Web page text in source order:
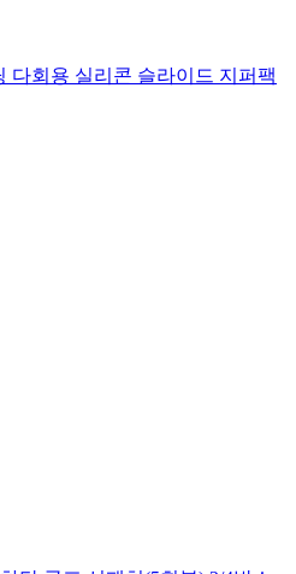
다회용 실리콘 슬라이드 지퍼팩